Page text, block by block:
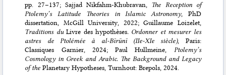
pp. 27–137; Sajjad Nikfahm-Khubravan, The Reception of
Ptolemy’s Latitude Theories in Islamic Astronomy, PhD
dissertation, McGill University, 2022;Guillaume Loizelet,
Traditions duLivre des hypothèses. Ordonner et mesurer les
astres de Ptolémée à al-Bīrūnī (IIe-XIe siècle), Paris:
Classiques Garnier, 2024;Paul Hullmeine, Ptolemy’s
Cosmology in Greek and Arabic. The Background and Legacy
of thePlanetary Hypotheses, Turnhout: Brepols, 2024